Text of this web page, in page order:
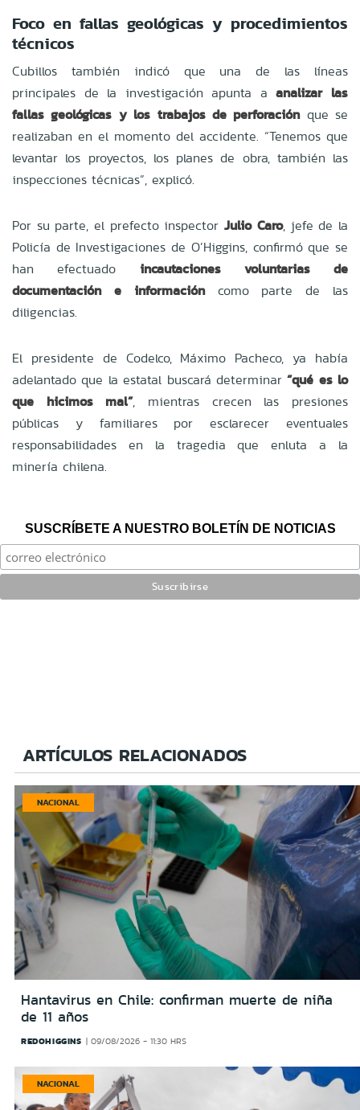
Foco en fallas geológicas y procedimientos
técnicos
Cubillos también indicó que una de las líneas
principales de la investigación apunta aanalizar las
fallas geológicas y los trabajos de perforaciónque se
realizaban en el momento del accidente. “Tenemos que
levantar los proyectos, los planes de obra, también las
inspecciones técnicas”, explicó.
Por su parte, el prefecto inspectorJulio Caro, jefe de la
Policía de Investigaciones de O’Higgins, confirmó que se
han efectuado incautaciones voluntarias de
documentación e informacióncomo parte de las
diligencias.
El presidente de Codelco, Máximo Pacheco, ya había
adelantado que la estatal buscará determinar“qué es lo
que hicimos mal”, mientras crecen las presiones
públicas y familiares por esclarecer eventuales
responsabilidades en la tragedia que enluta a la
minería chilena.
SUSCRÍBETE A NUESTRO BOLETÍN DE NOTICIAS
ARTÍCULOS RELACIONADOS
NACIONAL
Hantavirus en Chile: confirman muerte de niña
de 11 años
REDOHIGGINS 09/08/2026 - 11:30 HRS
NACIONAL